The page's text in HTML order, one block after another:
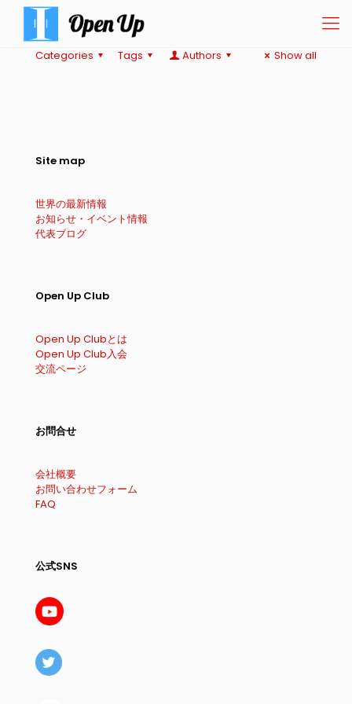
Categories Tags Authors Show all
Site map
世界の最新情報
お知らせ・イベント情報
代表ブログ
Open Up Club
Open Up Clubとは
Open Up Club入会
交流ページ
お問合せ
会社概要
お問い合わせフォーム
FAQ
公式SNS